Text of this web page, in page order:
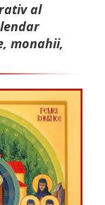
al
monahii,